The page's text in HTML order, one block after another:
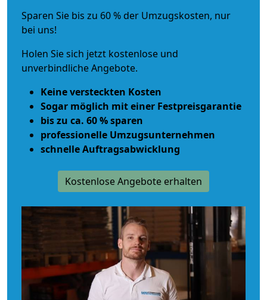
Sparen Sie bis zu 60 % der Umzugskosten, nur
bei uns!
Holen Sie sich jetzt kostenlose und
unverbindliche Angebote.
Keine versteckten Kosten
Sogar möglich mit einer Festpreisgarantie
bis zu ca. 60 % sparen
professionelle Umzugsunternehmen
schnelle Auftragsabwicklung
Kostenlose Angebote erhalten